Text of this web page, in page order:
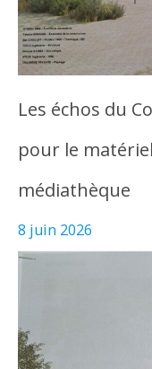
Les échos du
pour le
médiathèque
8 juin 2026